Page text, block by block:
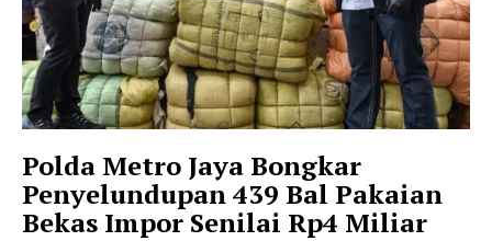
Polda Metro Jaya Bongkar
Penyelundupan 439 Bal Pakaian
Bekas Impor Senilai Rp4 Miliar